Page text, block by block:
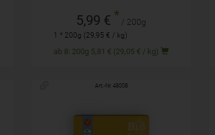
5,99 € * / 200g
1 * 200g (29,95 € / kg)
ab 8: 200g 5,81 € (29,05 € / kg)
Art.-Nr. 48008